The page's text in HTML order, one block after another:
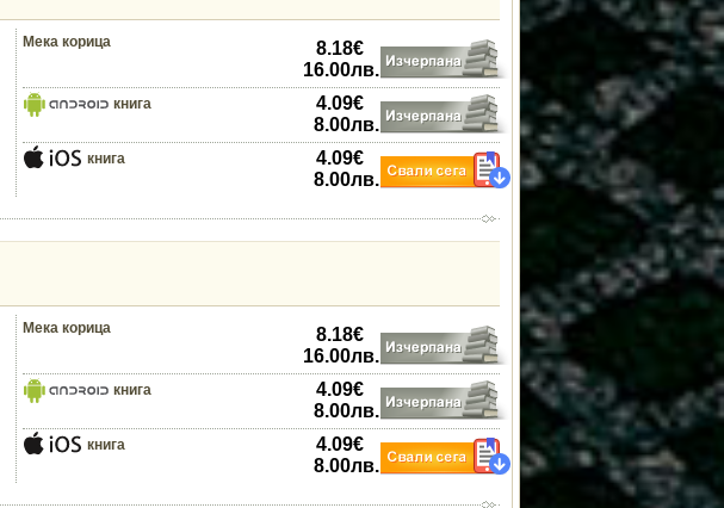
Мека корица 8.18€
16.00лв.
книга 4.09€
8.00лв.
книга 4.09€
8.00лв.
Мека корица 8.18€
16.00лв.
книга 4.09€
8.00лв.
книга 4.09€
8.00лв.